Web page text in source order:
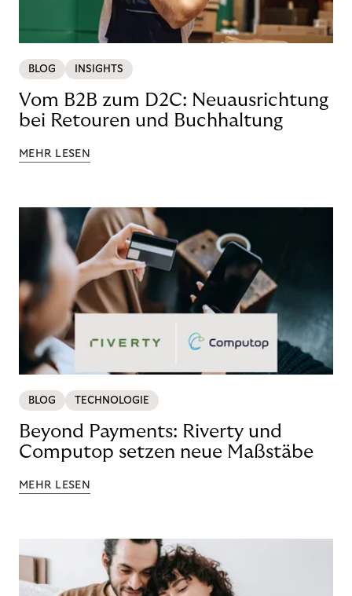
BLOG INSIGHTS
Vom B2B zum D2C: Neuausrichtung
bei Retouren und Buchhaltung
MEHR LESEN
BLOG TECHNOLOGIE
Beyond Payments: Riverty und
Computop setzen neue Maßstäbe
MEHR LESEN